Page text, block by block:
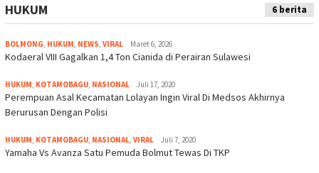
HUKUM 6 berita
BOLMONG HUKUM NEWS VIRAL Maret 6, 2026
Kodaeral VIII Gagalkan 1,4 Ton Cianida di Perairan Sulawesi
HUKUM KOTAMOBAGU NASIONAL Juli 17, 2020
Perempuan Asal Kecamatan Lolayan Ingin Viral Di Medsos Akhirnya
Berurusan Dengan Polisi
HUKUM KOTAMOBAGU NASIONAL VIRAL Juli 7, 2020
Yamaha Vs Avanza Satu Pemuda Bolmut Tewas Di TKP